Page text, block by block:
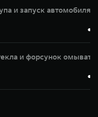
и запуск автомобиля
●
и форсунок
●